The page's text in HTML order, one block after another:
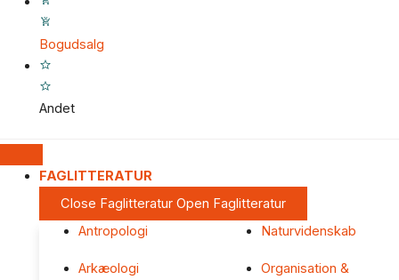
Bogudsalg
Andet
FAGLITTERATUR
Close Faglitteratur Open Faglitteratur
Antropologi
Arkæologi
Naturvidenskab
Organisation &